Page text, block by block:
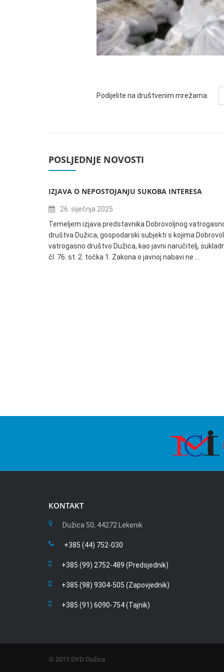
Podijelite na društvenim mrežama:
POSLJEDNJE NOVOSTI
IZJAVA O NEPOSTOJANJU SUKOBA INTERESA
26. siječnja 2025
Temeljem izjava predstavnika Dobrovoljnog
društva Dužica, gospodarski subjekti s kojima
vatrogasno društvo Dužica, kao javni naručitelj,
čl. 76. st. 2. točka 1. Zakona o javnoj nabavi ne …
KONTAKT
Dužica 50, 44272 Lekenik
+385 (44) 752-030
+385 (99) 2752-489 (Predsjednik)
+385 (98) 9304-505 (Zapovjednik)
+385 (91) 6090-754 (Tajnik)
© 2015 DVD Dužica